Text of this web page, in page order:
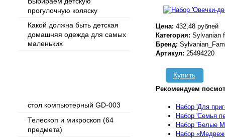
прогулочную коляску
Какой должна быть детская
домашняя одежда для самых
маленьких
стол компьютерный GD-003
Телескоп и микроскоп (64
предмета)
Цена: 432,48 рублей
Категория: Sylvanian
Бренд:
Артикул: 25494220
Купить
Рекомендуем
Набор 'Для
Набор 'Семья
Набор 'Белые
Набор